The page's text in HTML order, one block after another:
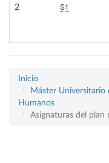
2 S1
Inicio
Máster Universitario
Humanos
Asignaturas del